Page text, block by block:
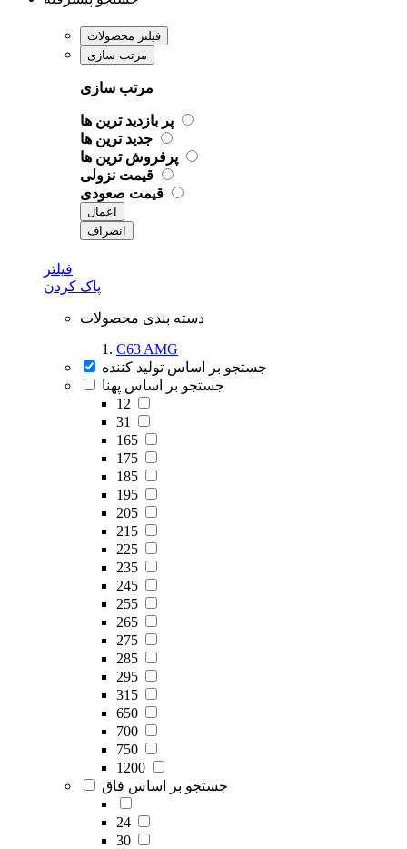
فیلتر محصولات
مرتب سازی
مرتب سازی
پر بازدید ترین ها
جدید ترین ها
پرفروش ترین ها
قیمت نزولی
قیمت صعودی
اعمال
انصراف
فیلتر
پاک کردن
دسته بندی محصولات
C63 AMG
جستجو بر اساس تولید کننده
جستجو بر اساس پهنا
12
31
165
175
185
195
205
215
225
235
245
255
265
275
285
295
315
650
700
750
1200
جستجو بر اساس فاق
24
30